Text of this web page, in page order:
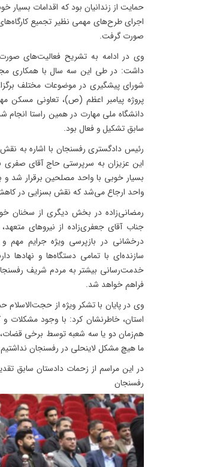
حمایت از زندانیان بود که اقدامات بسیار
صورت گرفت.
وی در ادامه به تشریح فعالیت‌های
شورای پیشگیری در موضوعات مختلف
پروژه پیامبر اعظم (ص)، تعاونی مسکن
دانشگاه ملی مهارت در همین راستا انجام
سابق تشکیل و فعال بود.
رئیس دادگستری رفسنجان با اشاره به
این عزیزان به سرپرستی حاج آقای صفری
بسیار خوبی با واحد مصلحین برقرار شد
واحد ارجاع می‌شد که نقش بسزایی در
رمضانی‌زاده در بخش دیگری از سخنان
جناب آقای جعفری‌زاده از نیروهای
درخشانی در بازپرسی ویژه جرایم مهم و
سازنده‌ای با تمامی دستگاه‌ها و نهادها
خدمت‌رسانی بیشتر به مردم شریف
فراهم خواهد شد.
وی در پایان با تشکر ویژه از
استان، خاطرنشان کرد: با وجود مشکلات
هم‌زمان دو یا سه شعبه توسط برخی
ما هیچ مشکل لاینحلی در رفسنجان
در این مراسم از زحمات دادستان سابق